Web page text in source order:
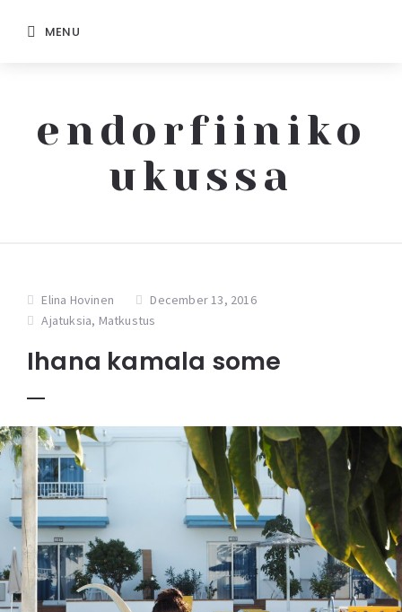
MENU
endorfiiniko
ukussa
Elina Hovinen
December 13, 2016
Ajatuksia, Matkustus
Ihana kamala some